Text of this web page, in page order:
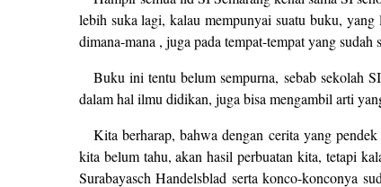
lebih suka lagi, kalau mempunyai suatu buku,
dimana-mana , juga pada tempat-tempat yang sudah
Buku ini tentu belum sempurna, sebab sekolah
dalam hal ilmu didikan, juga bisa mengambil arti
Kita berharap, bahwa dengan cerita yang
kita belum tahu, akan hasil perbuatan kita, tetapi
Surabayasch Handelsblad serta konco-konconya